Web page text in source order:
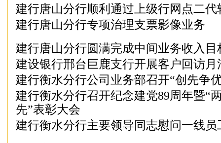
建行唐山分行顺利通过上级行网点二代
建行唐山分行专项治理支票影像业务
建行唐山分行圆满完成中间业务收入目
建设银行邢台巨鹿支行开展客户回访月
建行衡水分行公司业务部召开“创先争
建行衡水分行召开纪念建党89周年暨“
先”表彰大会
建行衡水分行主要领导同志慰问一线员